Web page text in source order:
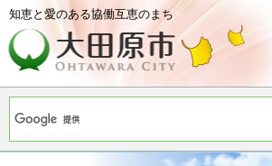
知恵と愛のある協働互恵のまち